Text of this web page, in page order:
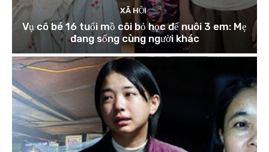
XÃ HỘI
Vụ cô bé 16 tuổi mồ côi bỏ học để nuôi 3 em: Mẹ
đang sống cùng người khác